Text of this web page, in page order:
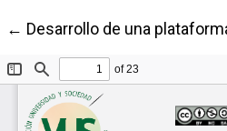
← Volver a los detalles del
Desarrollo de una